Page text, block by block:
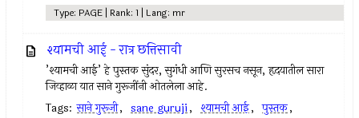
Type: PAGE | Rank: 1 | Lang: mr
श्यामची आई - रात्र छत्तिसावी
’श्यामची आई’ हे पुस्तक सुंदर, सुगंधी आणि सुरसच नसून, हृदयातील सारा
जिव्हाळा यात साने गुरूजींनी ओतलेला आहे.
Tags: साने गुरूजी, sane guruji, श्यामची आई, पुस्तक,